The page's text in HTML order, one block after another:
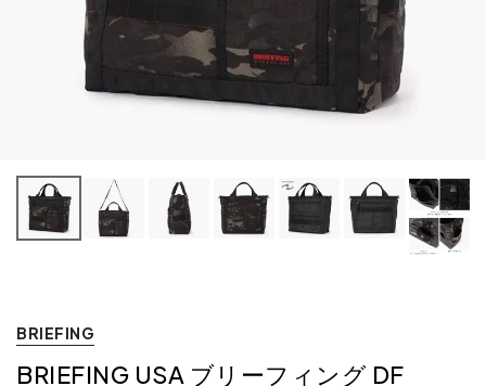
BRIEFING
BRIEFING USA ブリーフィング DF